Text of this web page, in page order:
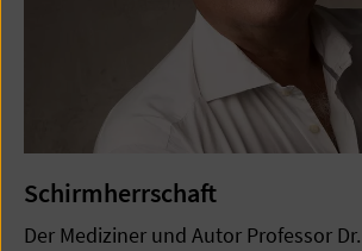
Schirmherrschaft
Der Mediziner und Autor Professor